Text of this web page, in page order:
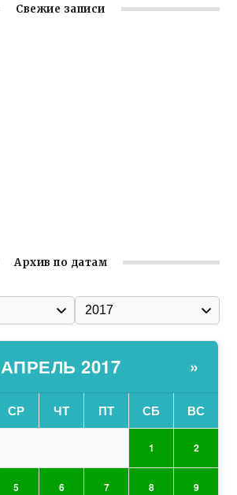
Свежие записи
Архив по датам
АПРЕЛЬ 2017 »
СР ЧТ ПТ СБ ВС
1 2
5 6 7 8 9